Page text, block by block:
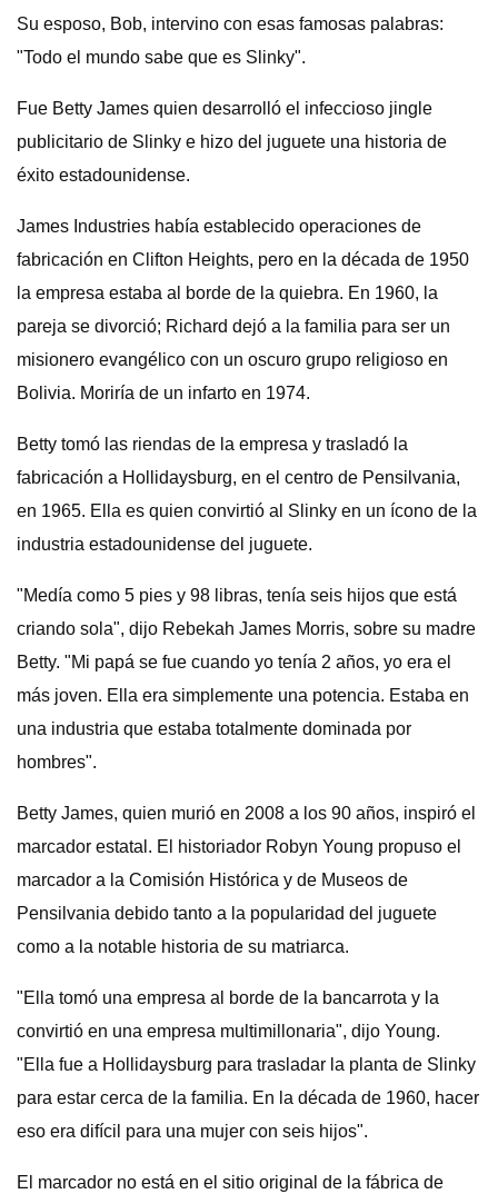
Su esposo, Bob, intervino con esas famosas palabras:
"Todo el mundo sabe que es Slinky".
Fue Betty James quien desarrolló el infeccioso jingle
publicitario de Slinky e hizo del juguete una historia de
éxito estadounidense.
James Industries había establecido operaciones de
fabricación en Clifton Heights, pero en la década de 1950
la empresa estaba al borde de la quiebra. En 1960, la
pareja se divorció; Richard dejó a la familia para ser un
misionero evangélico con un oscuro grupo religioso en
Bolivia. Moriría de un infarto en 1974.
Betty tomó las riendas de la empresa y trasladó la
fabricación a Hollidaysburg, en el centro de Pensilvania,
en 1965. Ella es quien convirtió al Slinky en un ícono de la
industria estadounidense del juguete.
"Medía como 5 pies y 98 libras, tenía seis hijos que está
criando sola", dijo Rebekah James Morris, sobre su madre
Betty. "Mi papá se fue cuando yo tenía 2 años, yo era el
más joven. Ella era simplemente una potencia. Estaba en
una industria que estaba totalmente dominada por
hombres".
Betty James, quien murió en 2008 a los 90 años, inspiró el
marcador estatal. El historiador Robyn Young propuso el
marcador a la Comisión Histórica y de Museos de
Pensilvania debido tanto a la popularidad del juguete
como a la notable historia de su matriarca.
"Ella tomó una empresa al borde de la bancarrota y la
convirtió en una empresa multimillonaria", dijo Young.
"Ella fue a Hollidaysburg para trasladar la planta de Slinky
para estar cerca de la familia. En la década de 1960, hacer
eso era difícil para una mujer con seis hijos".
El marcador no está en el sitio original de la fábrica de